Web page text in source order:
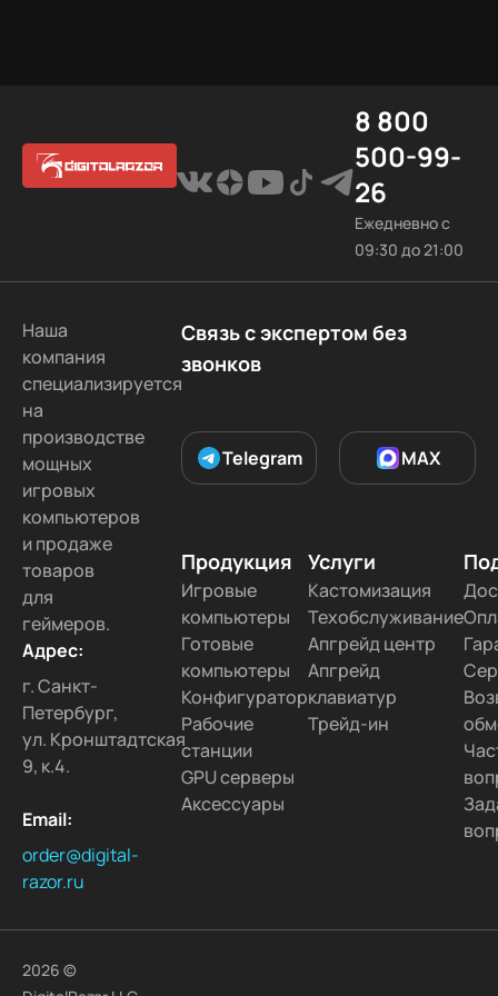
8 800
500-99-
26
Ежедневно с
09:30 до 21:00
Наша
компания
специализируется
на
производстве
мощных
игровых
компьютеров
и продаже
товаров
для
геймеров.
Адрес:
г. Санкт-
Петербург,
ул. Кронштадтская
9, к.4.
Email:
order@digital-
razor.ru
Связь с экспертом без
звонков
Telegram MAX
Продукция
Игровые
компьютеры
Готовые
компьютеры
Конфигуратор
Рабочие
станции
GPU серверы
Аксессуары
Услуги
Кастомизация
Техобслуживание
Апгрейд центр
Апгрейд
клавиатур
Трейд-ин
2026 ©